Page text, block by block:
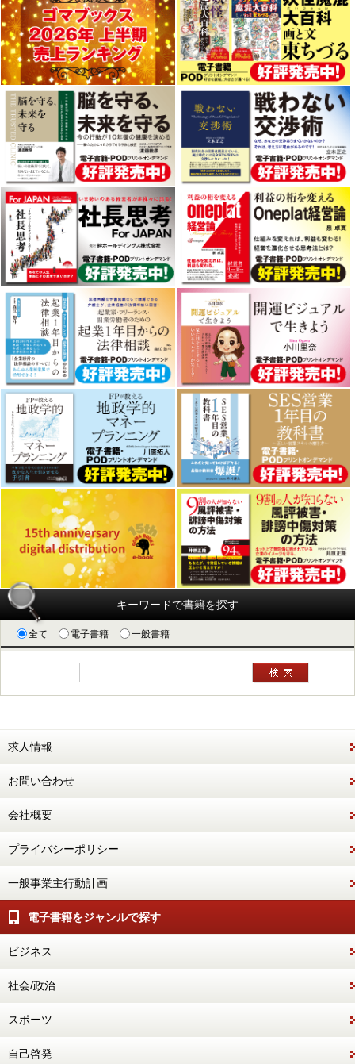
キーワードで書籍を探す
全て 電子書籍 一般書籍
求人情報
お問い合わせ
会社概要
プライバシーポリシー
一般事業主行動計画
電子書籍をジャンルで探す
ビジネス
社会/政治
スポーツ
自己啓発